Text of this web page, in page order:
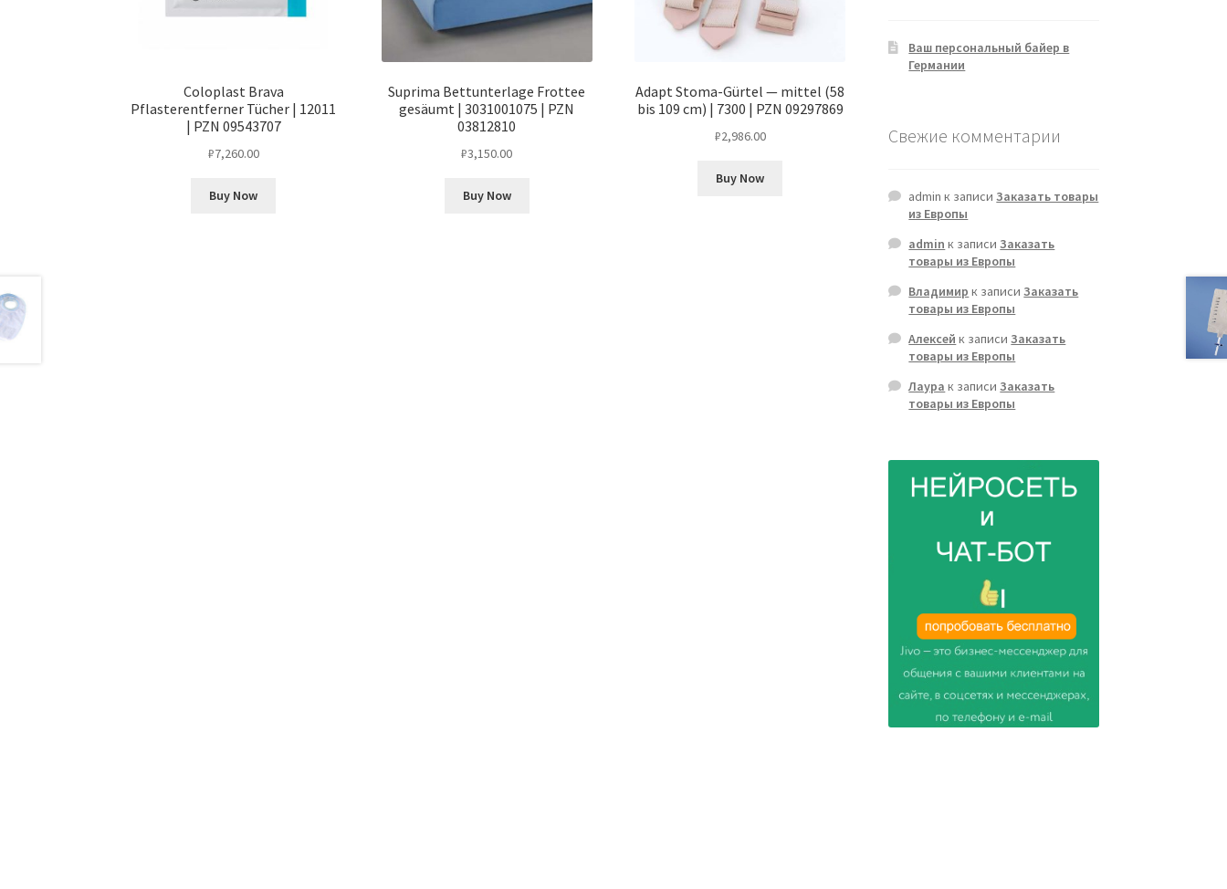
Coloplast Brava
Pflasterentferner Tücher | 12011
| PZN 09543707
₽7,260.00
Buy Now
Suprima Bettunterlage Frottee
gesäumt | 3031001075 | PZN
03812810
₽3,150.00
Buy Now
Adapt Stoma-Gürtel — mittel (58
bis 109 cm) | 7300 | PZN 09297869
₽2,986.00
Buy Now
Ваш персональный байер в
Германии
Свежие комментарии
admin к записиЗаказать товары
из Европы
admin к записиЗаказать
товары из Европы
Владимир к записиЗаказать
товары из Европы
Алексей к записиЗаказать
товары из Европы
Лаура к записиЗаказать
товары из Европы